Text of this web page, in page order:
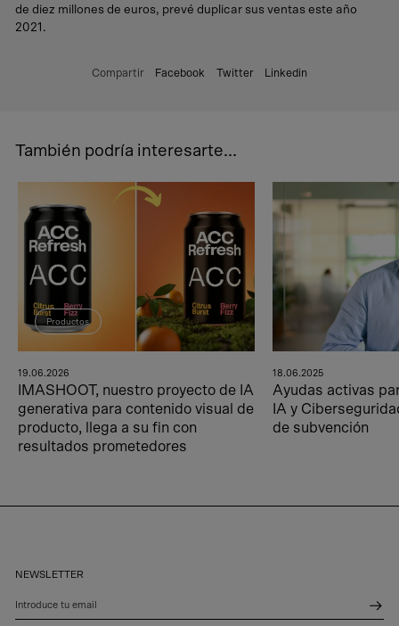
de diez millones de euros, prevé duplicar sus ventas este año
2021.
Compartir Facebook Twitter Linkedin
También podría interesarte...
Productos
19.06.2026
IMASHOOT, nuestro proyecto de IA
generativa para contenido visual de
producto, llega a su fin con
resultados prometedores
18.06.2025
Ayudas activas
IA y
de subvención
NEWSLETTER
Introduce tu email